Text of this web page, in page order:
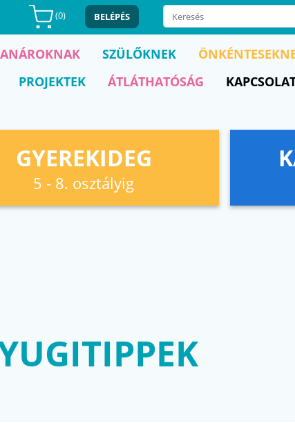
(0) BELÉPÉS
SZÜLŐKNEK
PROJEKTEK ÁTLÁTHATÓSÁG
GYEREKIDEG
5 - 8. osztályig